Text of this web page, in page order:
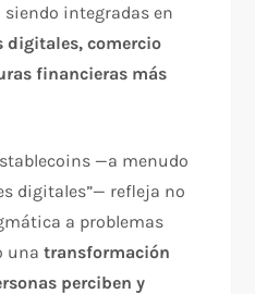
integradas en
digitales, comercio
financieras más
—a menudo
digitales”— refleja no
a problemas
unatransformación
perciben y